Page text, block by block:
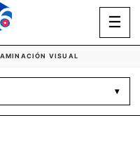
☰
VISUAL
▾